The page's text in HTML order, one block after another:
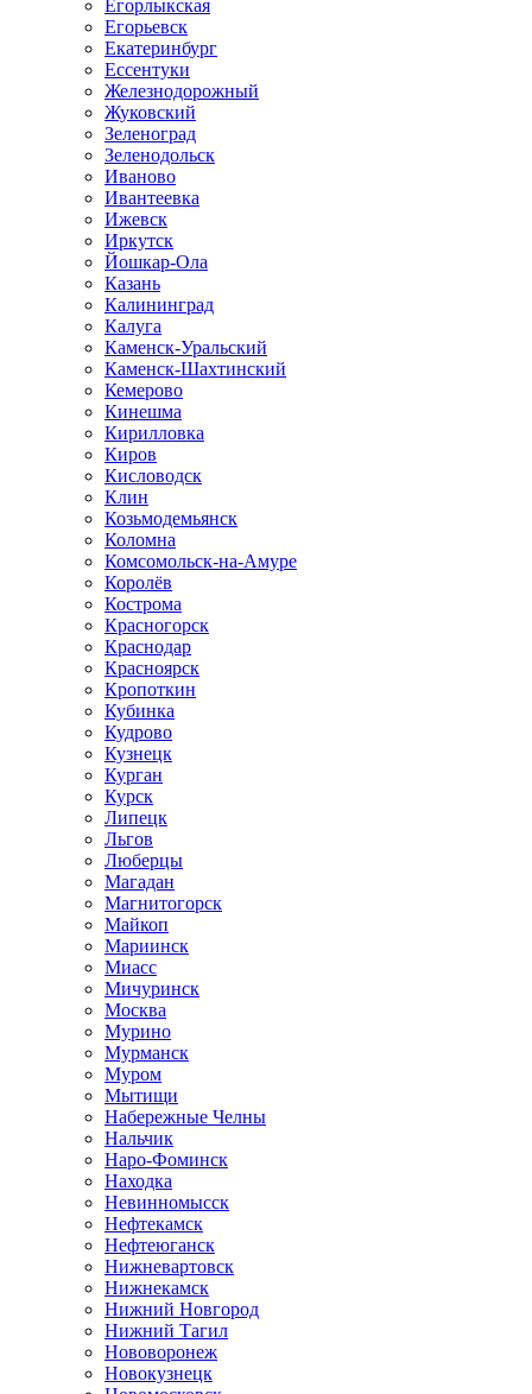
Егорлыкская
Егорьевск
Екатеринбург
Ессентуки
Железнодорожный
Жуковский
Зеленоград
Зеленодольск
Иваново
Ивантеевка
Ижевск
Иркутск
Йошкар-Ола
Казань
Калининград
Калуга
Каменск-Уральский
Каменск-Шахтинский
Кемерово
Кинешма
Кирилловка
Киров
Кисловодск
Клин
Козьмодемьянск
Коломна
Комсомольск-на-Амуре
Королёв
Кострома
Красногорск
Краснодар
Красноярск
Кропоткин
Кубинка
Кудрово
Кузнецк
Курган
Курск
Липецк
Льгов
Люберцы
Магадан
Магнитогорск
Майкоп
Мариинск
Миасс
Мичуринск
Москва
Мурино
Мурманск
Муром
Мытищи
Набережные Челны
Нальчик
Наро-Фоминск
Находка
Невинномысск
Нефтекамск
Нефтеюганск
Нижневартовск
Нижнекамск
Нижний Новгород
Нижний Тагил
Нововоронеж
Новокузнецк